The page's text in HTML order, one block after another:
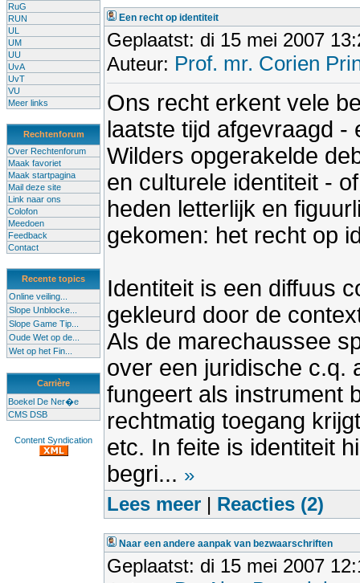
RuG
RUN
UL
UM
UU
UvA
UvT
VU
Meer links
Rechtenforum
Over Rechtenforum
Maak favoriet
Maak startpagina
Mail deze site
Link naar ons
Colofon
Meedoen
Feedback
Contact
Recente topics
Online veiling...
Slope Unblocke...
Slope Game Tip...
Oude Wet op de...
Wet op het Fin...
Carrière
Boekel De Ner�e
CMS DSB
Content Syndication
Een recht op identiteit
Geplaatst: di 15 mei 2007
Auteur: Prof. mr. Corien
Ons recht erkent vele
laatste tijd afgevraagd -
Wilders opgerakelde
en culturele identiteit -
heden letterlijk en
gekomen: het recht op
Identiteit is een diffuus
gekleurd door de
Als de marechaussee
over een juridische c.q.
fungeert als instrument
rechtmatig toegang
etc. In feite is identiteit
begri... »
Lees meer | Reacties (2)
Naar een andere aanpak van bezwaarschriften
Geplaatst: di 15 mei 2007